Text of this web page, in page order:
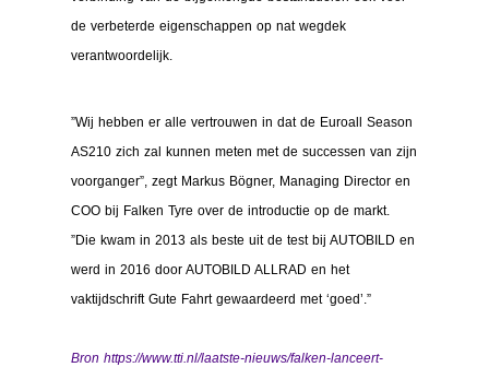
de verbeterde eigenschappen op nat wegdek
verantwoordelijk.
”Wij hebben er alle vertrouwen in dat de Euroall Season
AS210 zich zal kunnen meten met de successen van zijn
voorganger”, zegt Markus Bögner, Managing Director en
COO bij Falken Tyre over de introductie op de markt.
”Die kwam in 2013 als beste uit de test bij AUTOBILD en
werd in 2016 door AUTOBILD ALLRAD en het
vaktijdschrift Gute Fahrt gewaardeerd met ‘goed’.”
Bron https://www.tti.nl/laatste-nieuws/falken-lanceert-